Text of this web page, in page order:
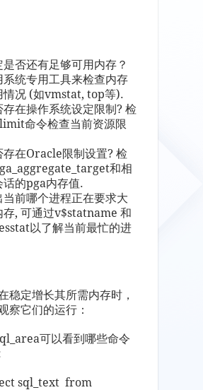
是否还有足够可用内存？
系统专用工具来检查内存
情况 (如vmstat, top等).
存在操作系统设定限制? 检
命令检查当前资源限
存在Oracle限制设置? 检
和相
话的pga内存值.
当前哪个进程正在要求大
存, 可通过v$statname 和
以了解当前最忙的进
稳定增长其所需内存时，
察它们的运行：
可以看到哪些命令
sql_text from